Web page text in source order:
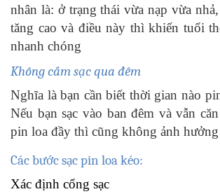
nhân là: ở trạng thái vừa nạp vừa
tăng cao và điều này thì khiến tuổi
nhanh chóng
Không cắm sạc qua đêm
Nghĩa là bạn cần biết thời gian nào
Nếu bạn sạc vào ban đêm và vẫn
pin loa đầy thì cũng không ảnh
Các bước sạc pin loa kéo:
Xác định cổng sạc